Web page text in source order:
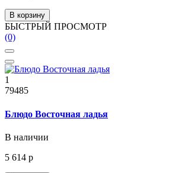
В корзину
БЫСТРЫЙ ПРОСМОТР
(0)
1
79485
Блюдо Восточная ладья
В наличии
5 614 р